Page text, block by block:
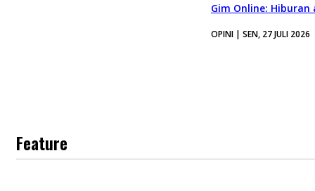
Gim Online:
OPINI | SEN, 27 JULI 2026
Feature